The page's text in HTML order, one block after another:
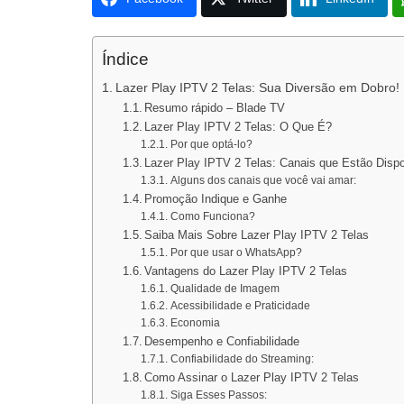
Índice
Lazer Play IPTV 2 Telas: Sua Diversão em Dobro!
Resumo rápido – Blade TV
Lazer Play IPTV 2 Telas: O Que É?
Por que optá-lo?
Lazer Play IPTV 2 Telas: Canais que Estão
Alguns dos canais que você vai amar:
Promoção Indique e Ganhe
Como Funciona?
Saiba Mais Sobre Lazer Play IPTV 2 Telas
Por que usar o WhatsApp?
Vantagens do Lazer Play IPTV 2 Telas
Qualidade de Imagem
Acessibilidade e Praticidade
Economia
Desempenho e Confiabilidade
Confiabilidade do Streaming:
Como Assinar o Lazer Play IPTV 2 Telas
Siga Esses Passos: